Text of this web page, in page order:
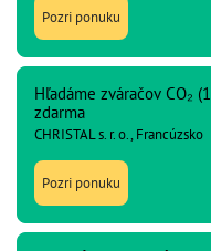
Pozri ponuku
Hľadáme zváračov CO₂
zdarma
CHRISTAL s. r. o., Francúzsko
Pozri ponuku